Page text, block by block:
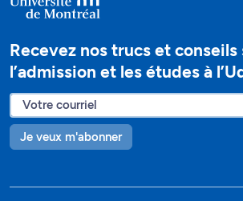
Recevez nos trucs et conseils
l’admission et les études à
Je veux m'abonner